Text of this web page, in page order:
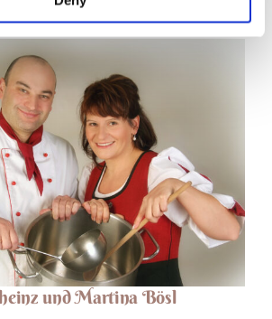
und Martina Bösl